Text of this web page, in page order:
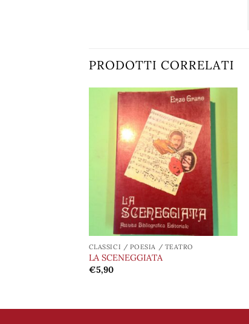
PRODOTTI CORRELATI
Aggiungi
alla lista
desideri
CLASSICI / POESIA / TEATRO
LA SCENEGGIATA
€5,90